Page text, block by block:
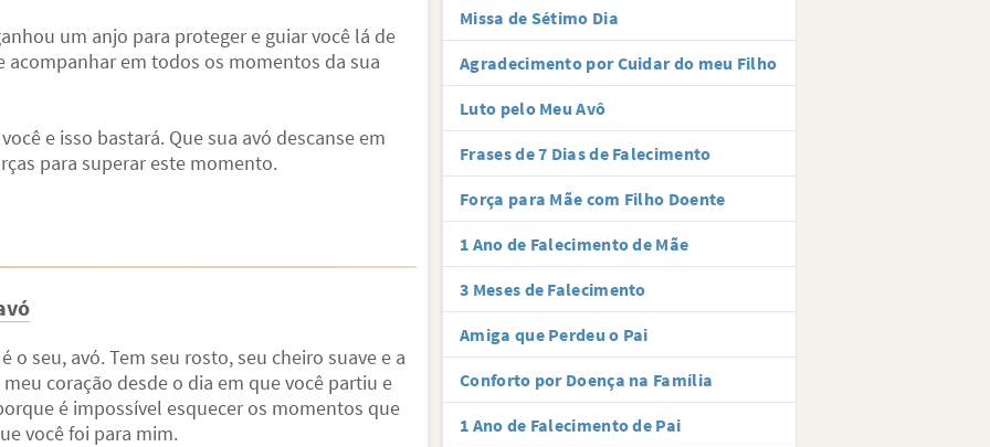
um anjo para proteger e guiar você lá de
acompanhar em todos os momentos da sua
e isso bastará. Que sua avó descanse em
para superar este momento.
o seu, avó. Tem seu rosto, seu cheiro suave e a
coração desde o dia em que você partiu e
é impossível esquecer os momentos que
você foi para mim.
Missa de Sétimo Dia
Agradecimento por Cuidar do meu Filho
Luto pelo Meu Avô
Frases de 7 Dias de Falecimento
Força para Mãe com Filho Doente
1 Ano de Falecimento de Mãe
3 Meses de Falecimento
Amiga que Perdeu o Pai
Conforto por Doença na Família
1 Ano de Falecimento de Pai